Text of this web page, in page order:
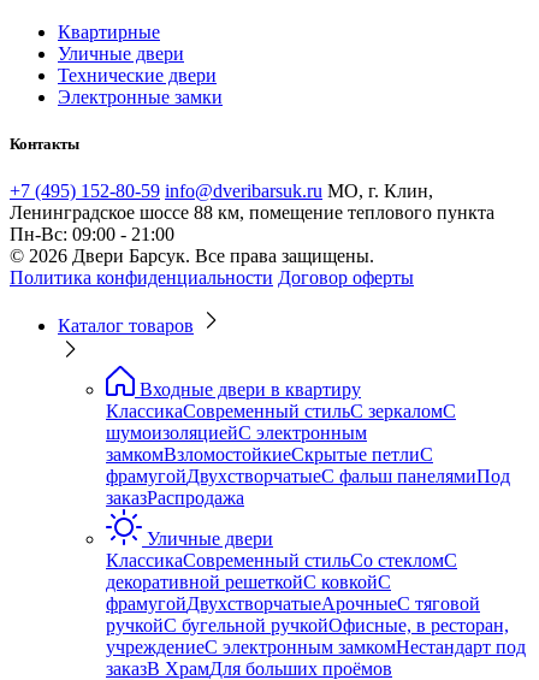
Квартирные
Уличные двери
Технические двери
Электронные замки
Контакты
+7 (495) 152-80-59 info@dveribarsuk.ru МО, г. Клин,
Ленинградское шоссе 88 км, помещение теплового пункта
Пн-Вс: 09:00 - 21:00
© 2026 Двери Барсук. Все права защищены.
Политика конфиденциальности Договор оферты
Каталог товаров
Входные двери в квартиру
КлассикаСовременный стильС зеркаломС
шумоизоляциейС электронным
замкомВзломостойкиеСкрытые петлиС
фрамугойДвухстворчатыеС фальш панелямиПод
заказРаспродажа
Уличные двери
КлассикаСовременный стильСо стекломС
декоративной решеткойС ковкойС
фрамугойДвухстворчатыеАрочныеС тяговой
ручкойС бугельной ручкойОфисные, в ресторан,
учреждениеС электронным замкомНестандарт под
заказВ ХрамДля больших проёмов